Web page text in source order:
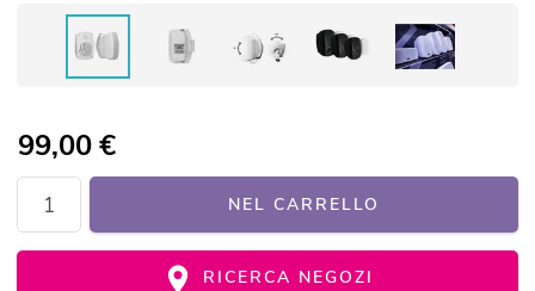
99,00€
NEL CARRELLO
RICERCA NEGOZI